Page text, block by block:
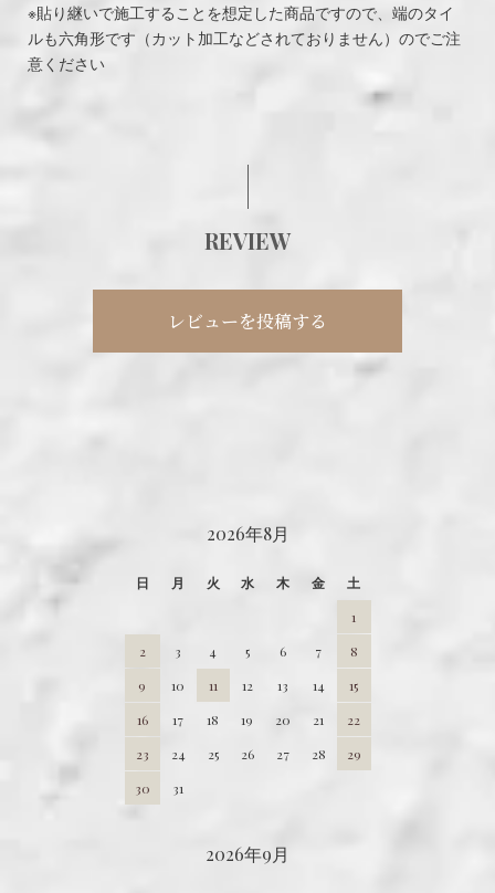
※貼り継いで施工することを想定した商品ですので、端のタイ
ルも六角形です（カット加工などされておりません）のでご注
意ください
REVIEW
レビューを投稿する
CALENDAR 2026年8月
日 月 火 水 木 金
土
1
2
3 4 5 6 7
8
9
10 11 12 13 14
15
16
17 18 19 20 21
22
23
24 25 26 27 28
29
30
31
2026年9月